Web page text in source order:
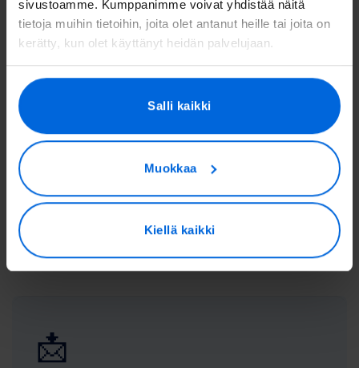
sivustoamme. Kumppanimme voivat yhdistää näitä
tietoja muihin tietoihin, joita olet antanut heille tai joita on
kerätty, kun olet käyttänyt heidän palvelujaan.
Salli kaikki
Muokkaa
Kiellä kaikki
📞
Keskustele yritysasiakaspalvelumme kanssa
029 371 4616
📩